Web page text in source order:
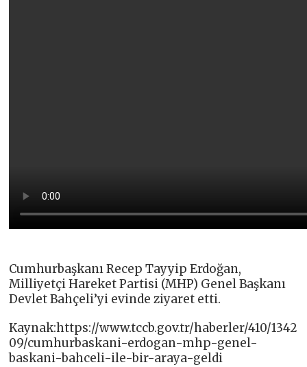
Cumhurbaşkanı Recep Tayyip Erdoğan,
Milliyetçi Hareket Partisi (MHP) Genel Başkanı
Devlet Bahçeli’yi evinde ziyaret etti.
Kaynak:https://www.tccb.gov.tr/haberler/410/1342
09/cumhurbaskani-erdogan-mhp-genel-
baskani-bahceli-ile-bir-araya-geldi